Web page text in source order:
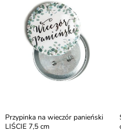
Przypinka na wieczór panieński
LIŚCIE 7,5 cm